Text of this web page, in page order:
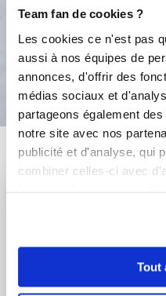
Team fan de cookies ?
Les cookies ce n'est pas
aussi à nos équipes de
annonces, d'offrir des
médias sociaux et
partageons également
notre site avec nos
publicité et d'analyse, qui
combiner celles-ci avec
Tout
A
Bon
Vous aimerez